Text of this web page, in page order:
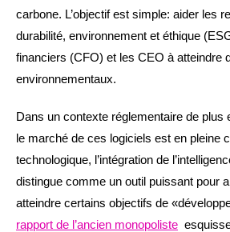
carbone. L’objectif est simple: aider les
durabilité, environnement et éthique
financiers (CFO) et les CEO à atteindre
environnementaux.
Dans un contexte réglementaire de plus
le marché de ces logiciels est en pleine
technologique, l’intégration de
distingue comme un outil puissant pour
atteindre certains objectifs de
rapport de l’ancien monopoliste